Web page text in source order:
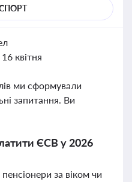
квітня
ми сформували
запитання. Ви
ЄСВ у 2026
за віком чи